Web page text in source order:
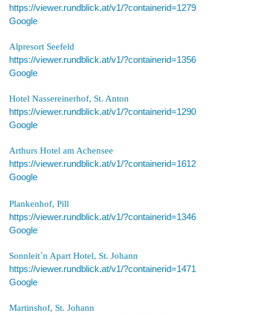
https://viewer.rundblick.at/v1/?containerid=1279
Google
Alpresort Seefeld
https://viewer.rundblick.at/v1/?containerid=1356
Google
Hotel Nassereinerhof, St. Anton
https://viewer.rundblick.at/v1/?containerid=1290
Google
Arthurs Hotel am Achensee
https://viewer.rundblick.at/v1/?containerid=1612
Google
Plankenhof, Pill
https://viewer.rundblick.at/v1/?containerid=1346
Google
Sonnleit´n Apart Hotel, St. Johann
https://viewer.rundblick.at/v1/?containerid=1471
Google
Martinshof, St. Johann